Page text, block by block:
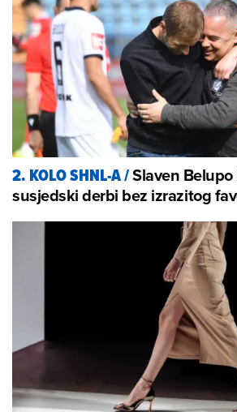
2. KOLO SHNL-A/Slaven
susjedski derbi bez izrazitog